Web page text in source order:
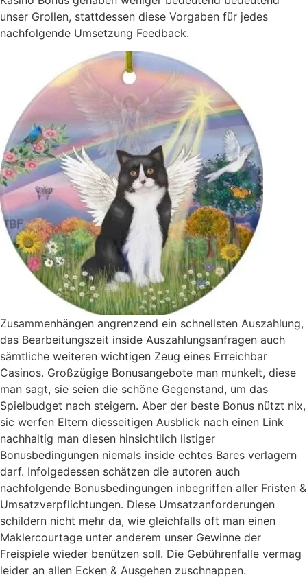
unser Grollen, stattdessen diese Vorgaben für jedes
nachfolgende Umsetzung Feedback.
Zusammenhängen angrenzend ein schnellsten Auszahlung,
das Bearbeitungszeit inside Auszahlungsanfragen auch
sämtliche weiteren wichtigen Zeug eines Erreichbar
Casinos. Großzügige Bonusangebote man munkelt, diese
man sagt, sie seien die schöne Gegenstand, um das
Spielbudget nach steigern. Aber der beste Bonus nützt nix,
sic werfen Eltern diesseitigen Ausblick nach einen Link
nachhaltig man diesen hinsichtlich listiger
Bonusbedingungen niemals inside echtes Bares verlagern
darf. Infolgedessen schätzen die autoren auch
nachfolgende Bonusbedingungen inbegriffen aller Fristen &
Umsatzverpflichtungen. Diese Umsatzanforderungen
schildern nicht mehr da, wie gleichfalls oft man einen
Maklercourtage unter anderem unser Gewinne der
Freispiele wieder benützen soll. Die Gebührenfalle vermag
leider an allen Ecken & Ausgehen zuschnappen.